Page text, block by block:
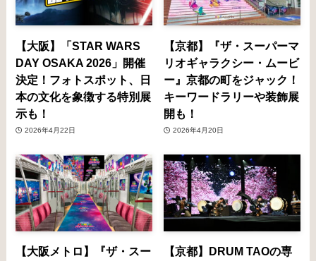
【大阪】「STAR WARS
DAY OSAKA 2026」開催
決定！フォトスポット、日
本の文化を象徴する特別展
示も！
2026年4月22日
【京都】『ザ・スーパーマ
リオギャラクシー・ムービ
ー』京都の町をジャック！
キーワードラリーや装飾展
開も！
2026年4月20日
【大阪メトロ】『ザ・スー
【京都】DRUM TAOの専